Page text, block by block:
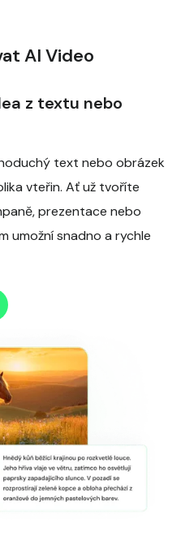
AI Video
z textu nebo
text nebo obrázek
vteřin. Ať už tvoříte
prezentace nebo
umožní snadno a rychle